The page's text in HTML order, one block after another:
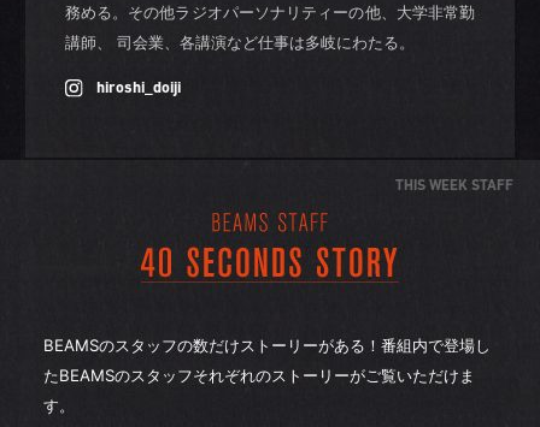
務める。その他ラジオパーソナリティーの他、大学非常勤
講師、 司会業、各講演など仕事は多岐にわたる。
hiroshi_doiji
THIS WEEK STAFF
BEAMSのスタッフの数だけストーリーがある！番組内で登場し
たBEAMSのスタッフそれぞれのストーリーがご覧いただけま
す。